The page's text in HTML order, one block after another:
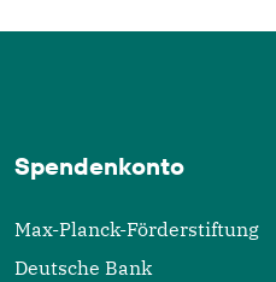
Alle Bilder ansehen
Spendenkonto
Max-Planck-Förderstiftung
Deutsche Bank